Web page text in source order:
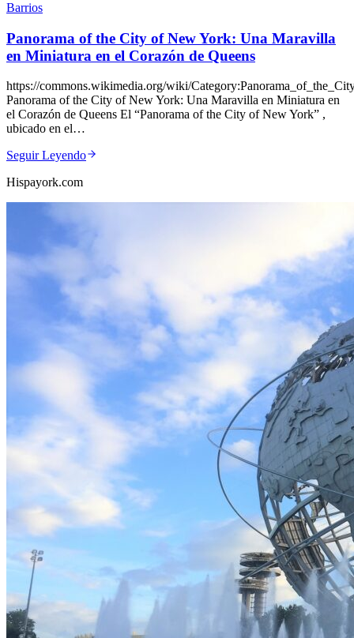
Barrios
Panorama of the City of New York: Una Maravilla
en Miniatura en el Corazón de Queens
https://commons.wikimedia.org/wiki/
Panorama of the City of New York: Una Maravilla en Miniatura en
el Corazón de Queens El “Panorama of the City of New York” ,
ubicado en el…
Seguir Leyendo
Hispayork.com